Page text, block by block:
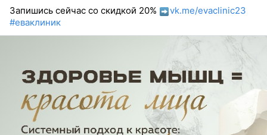
Запишись сейчас со скидкой 20%
vk.me/evaclinic23
#еваклиник